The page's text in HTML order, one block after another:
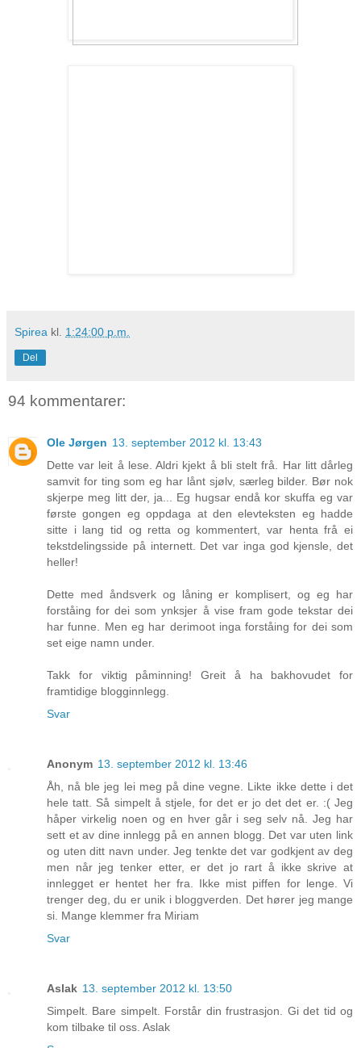
Spirea kl. 1:24:00 p.m.
Del
94 kommentarer:
Ole Jørgen 13. september 2012 kl. 13:43
Dette var leit å lese. Aldri kjekt å bli stelt frå. Har litt dårleg
samvit for ting som eg har lånt sjølv, særleg bilder. Bør nok
skjerpe meg litt der, ja... Eg hugsar endå kor skuffa eg var
første gongen eg oppdaga at den elevteksten eg hadde
sitte i lang tid og retta og kommentert, var henta frå ei
tekstdelingsside på internett. Det var inga god kjensle, det
heller!
Dette med åndsverk og låning er komplisert, og eg har
forståing for dei som ynksjer å vise fram gode tekstar dei
har funne. Men eg har derimoot inga forståing for dei som
set eige namn under.
Takk for viktig påminning! Greit å ha bakhovudet for
framtidige blogginnlegg.
Svar
Anonym 13. september 2012 kl. 13:46
Åh, nå ble jeg lei meg på dine vegne. Likte ikke dette i det
hele tatt. Så simpelt å stjele, for det er jo det det er. :( Jeg
håper virkelig noen og en hver går i seg selv nå. Jeg har
sett et av dine innlegg på en annen blogg. Det var uten link
og uten ditt navn under. Jeg tenkte det var godkjent av deg
men når jeg tenker etter, er det jo rart å ikke skrive at
innlegget er hentet her fra. Ikke mist piffen for lenge. Vi
trenger deg, du er unik i bloggverden. Det hører jeg mange
si. Mange klemmer fra Miriam
Svar
Aslak 13. september 2012 kl. 13:50
Simpelt. Bare simpelt. Forstår din frustrasjon. Gi det tid og
kom tilbake til oss. Aslak